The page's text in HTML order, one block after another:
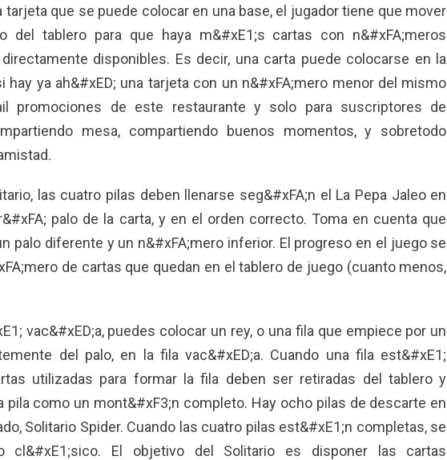
tarjeta que se puede colocar en una base, el jugador tiene que mover
del tablero para que haya m&#xE1;s cartas con n&#xFA;meros
disponibles. Es decir, una carta puede colocarse en la
hay ya ah&#xED; una tarjeta con un n&#xFA;mero menor del mismo
promociones de este restaurante y solo para suscriptores de
mesa, compartiendo buenos momentos, y sobretodo
las cuatro pilas deben llenarse seg&#xFA;n el La Pepa Jaleo en
palo de la carta, y en el orden correcto. Toma en cuenta que
palo diferente y un n&#xFA;mero inferior. El progreso en el juego se
de cartas que quedan en el tablero de juego (cuanto menos,
vac&#xED;a, puedes colocar un rey, o una fila que empiece por un
del palo, en la fila vac&#xED;a. Cuando una fila est&#xE1;
utilizadas para formar la fila deben ser retiradas del tablero y
pila como un mont&#xF3;n completo. Hay ocho pilas de descarte en
Solitario Spider. Cuando las cuatro pilas est&#xE1;n completas, se
cl&#xE1;sico. El objetivo del Solitario es disponer las cartas